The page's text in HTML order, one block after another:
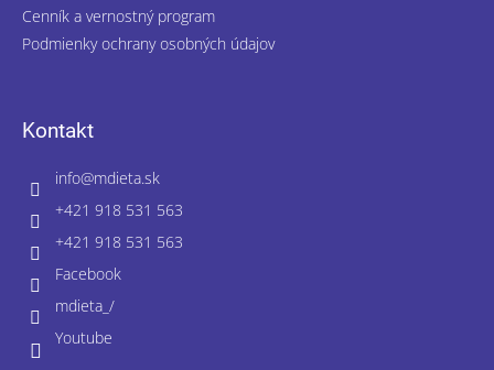
Cenník a vernostný program
Podmienky ochrany osobných údajov
Kontakt
info@mdieta.sk
+421 918 531 563
+421 918 531 563
Facebook
mdieta_/
Youtube